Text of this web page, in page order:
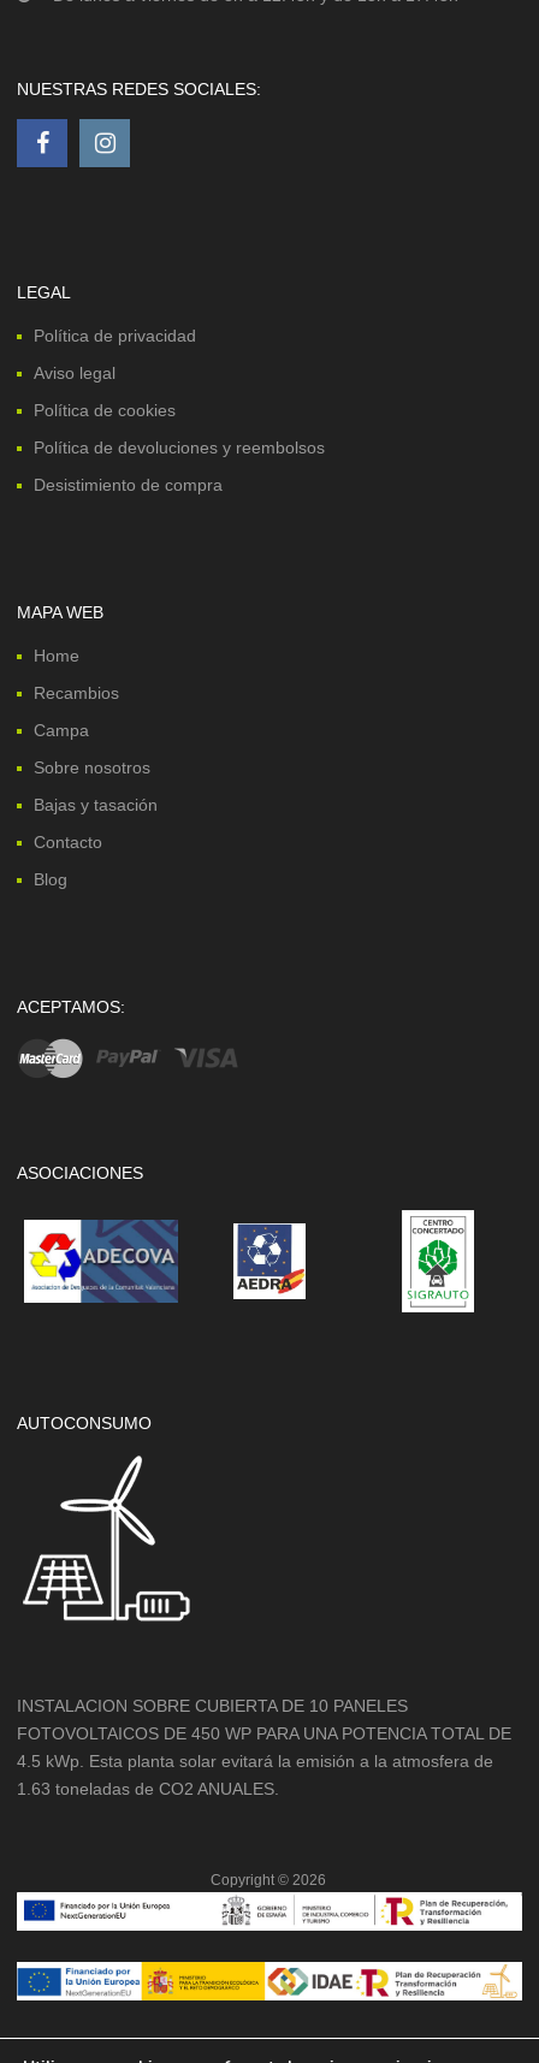
NUESTRAS REDES SOCIALES:
LEGAL
Política de privacidad
Aviso legal
Política de cookies
Política de devoluciones y reembolsos
Desistimiento de compra
MAPA WEB
Home
Recambios
Campa
Sobre nosotros
Bajas y tasación
Contacto
Blog
ACEPTAMOS:
ASOCIACIONES
AUTOCONSUMO
INSTALACION SOBRE CUBIERTA DE 10 PANELES
FOTOVOLTAICOS DE 450 WP PARA UNA POTENCIA TOTAL DE
4.5 kWp. Esta planta solar evitará la emisión a la atmosfera de
1.63 toneladas de CO2 ANUALES.
Copyright © 2026